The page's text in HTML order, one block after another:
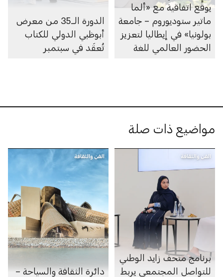
يوقِّع اتفاقية مع «ألما
ماتير ستوديوروم – جامعة
بولونيا» في إيطاليا لتعزيز
الحضور العالمي للغة
الدورة الــ35 من معرض
أبوظبي الدولي للكتاب
تُعقَد في سبتمبر
مواضيع ذات صلة
الفن والثقافة
برنامج متحف زايد الوطني
للتواصل المجتمعي يربط
الفن والثقافة
دائرة الثقافة والسياحة –